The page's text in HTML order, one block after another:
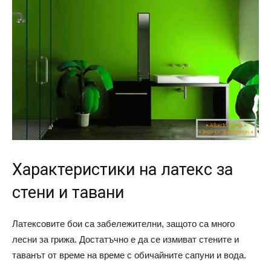
Характеристики на латекс за
стени и тавани
Латексовите бои са забележителни, защото са много
лесни за грижа. Достатъчно е да се измиват стените и
таванът от време на време с обичайните сапуни и вода.